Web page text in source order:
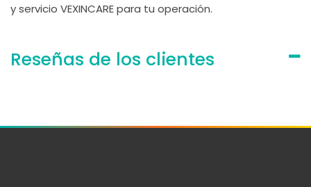
y servicio VEXINCARE para tu operación.
Reseñas de los clientes